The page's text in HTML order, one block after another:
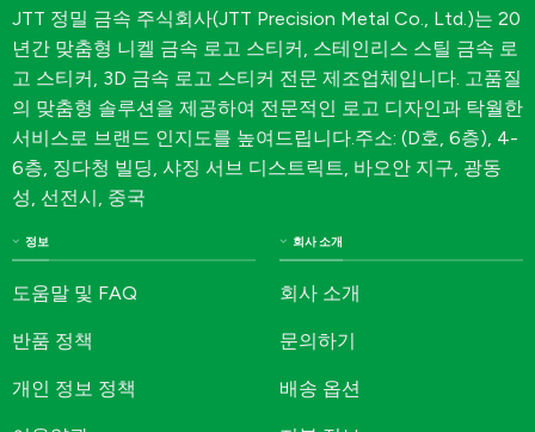
JTT 정밀 금속 주식회사(JTT Precision Metal Co., Ltd.)는 20
년간 맞춤형 니켈 금속 로고 스티커, 스테인리스 스틸 금속 로
고 스티커, 3D 금속 로고 스티커 전문 제조업체입니다. 고품질
의 맞춤형 솔루션을 제공하여 전문적인 로고 디자인과 탁월한
서비스로 브랜드 인지도를 높여드립니다.주소: (D호, 6층), 4-
6층, 징다청 빌딩, 샤징 서브 디스트릭트, 바오안 지구, 광동
성, 선전시, 중국
정보
도움말 및 FAQ
반품 정책
개인 정보 정책
회사 소개
회사 소개
문의하기
배송 옵션